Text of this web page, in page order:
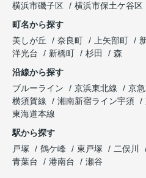
横浜市磯子区
横浜市保土ケ谷区
町名から探す
美しが丘
奈良町 上矢部町
洋光台
新橋町 杉田
森
沿線から探す
ブルーライン
京浜東北線 京
横須賀線
湘南新宿ライン宇須
東海道本線
駅から探す
戸塚
鶴ケ峰 東戸塚 二俣川
青葉台
港南台 瀬谷